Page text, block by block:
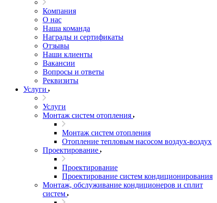
Компания
О нас
Наша команда
Награды и сертификаты
Отзывы
Наши клиенты
Вакансии
Вопросы и ответы
Реквизиты
Услуги
Услуги
Монтаж систем отопления
Монтаж систем отопления
Отопление тепловым насосом воздух-воздух
Проектирование
Проектирование
Проектирование систем кондиционирования
Монтаж, обслуживание кондиционеров и сплит
систем